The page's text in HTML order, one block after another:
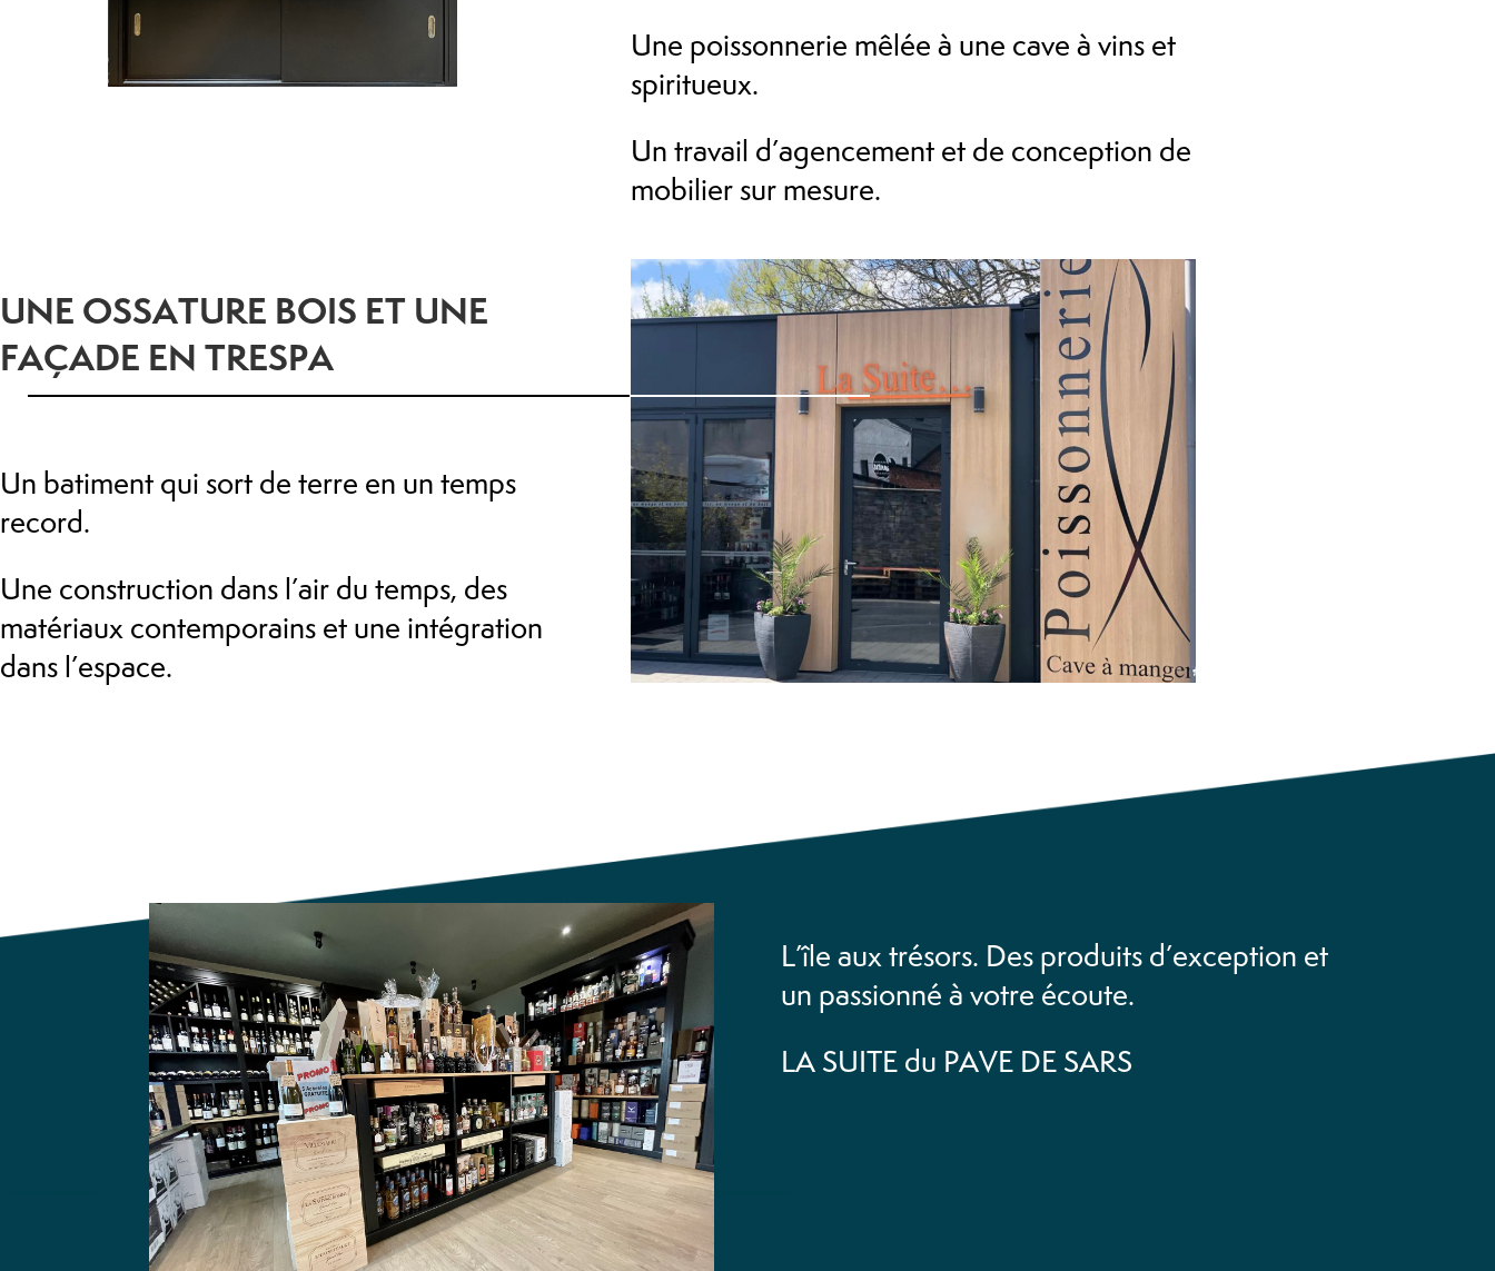
Une poissonnerie mêlée à une cave à vins et
spiritueux.
Un travail d’agencement et de conception de
mobilier sur mesure.
UNE OSSATURE BOIS ET UNE
FAÇADE EN TRESPA
Un batiment qui sort de terre en un temps
record.
Une construction dans l’air du temps, des
matériaux contemporains et une intégration
dans l’espace.
L’île aux trésors. Des produits d’exception et
un passionné à votre écoute.
LA SUITE du PAVE DE SARS